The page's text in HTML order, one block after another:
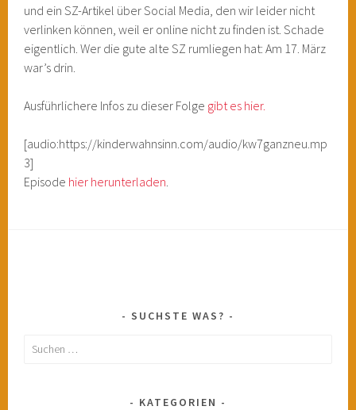
und ein SZ-Artikel über Social Media, den wir leider nicht
verlinken können, weil er online nicht zu finden ist. Schade
eigentlich. Wer die gute alte SZ rumliegen hat: Am 17. März
war’s drin.
Ausführlichere Infos zu dieser Folge gibt es hier.
[audio:https://kinderwahnsinn.com/audio/kw7ganzneu.mp
3]
Episode hier herunterladen.
SUCHSTE WAS?
Suchen
KATEGORIEN